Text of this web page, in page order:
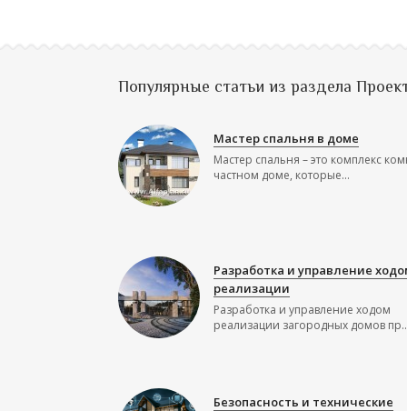
Популярные статьи из раздела
Мастер спальня в доме
Мастер спальня – это комплекс
частном доме, которые...
Разработка и управление
реализации
Разработка и управление ходом
реализации загородных домов
Безопасность и технические